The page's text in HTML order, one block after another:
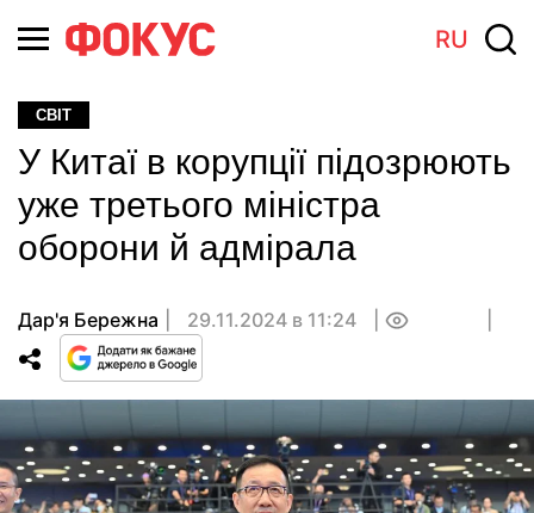
RU
СВІТ
У Китаї в корупції підозрюють
уже третього міністра
оборони й адмірала
Дар'я Бережна 29.11.2024 в 11:24